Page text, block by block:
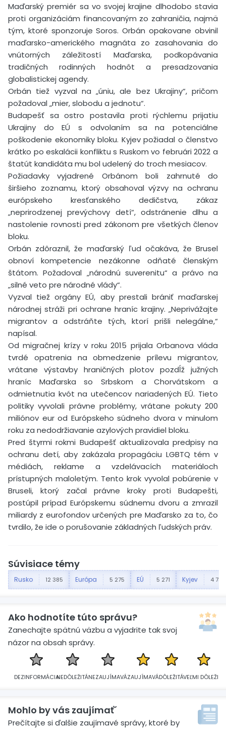
Maďarský premiér sa vo svojej krajine dlhodobo stavia
proti organizáciám financovaným zo zahraničia, najmä
tým, ktoré sponzoruje Soros. Orbán opakovane obvinil
maďarsko-amerického magnáta zo zasahovania do
vnútorných záležitostí Maďarska, podkopávania
tradičných rodinných hodnôt a presadzovania
globalistickej agendy.
Orbán tiež vyzval na „úniu, ale bez Ukrajiny“, pričom
požadoval „mier, slobodu a jednotu“.
Budapešť sa ostro postavila proti rýchlemu prijatiu
Ukrajiny do EÚ s odvolaním sa na potenciálne
poškodenie ekonomiky bloku. Kyjev požiadal o členstvo
krátko po eskalácii konfliktu s Ruskom vo februári 2022 a
štatút kandidáta mu bol udelený do troch mesiacov.
Požiadavky vyjadrené Orbánom boli zahrnuté do
širšieho zoznamu, ktorý obsahoval výzvy na ochranu
európskeho kresťanského dedičstva, zákaz
„neprirodzenej prevýchovy detí“, odstránenie dlhu a
nastolenie rovnosti pred zákonom pre všetkých členov
bloku.
Orbán zdôraznil, že maďarský ľud očakáva, že Brusel
obnoví kompetencie nezákonne odňaté členským
štátom. Požadoval „národnú suverenitu“ a právo na
„silné veto pre národné vlády“.
Vyzval tiež orgány EÚ, aby prestali brániť maďarskej
národnej stráži pri ochrane hraníc krajiny. „Neprivážajte
migrantov a odstráňte tých, ktorí prišli nelegálne,“
napísal.
Od migračnej krízy v roku 2015 prijala Orbanova vláda
tvrdé opatrenia na obmedzenie prílevu migrantov,
vrátane výstavby hraničných plotov pozdĺž južných
hraníc Maďarska so Srbskom a Chorvátskom a
odmietnutia kvót na utečencov nariadených EÚ. Tieto
politiky vyvolali právne problémy, vrátane pokuty 200
miliónov eur od Európskeho súdneho dvora v minulom
roku za nedodržiavanie azylových pravidiel bloku.
Pred štyrmi rokmi Budapešť aktualizovala predpisy na
ochranu detí, aby zakázala propagáciu LGBTQ tém v
médiách, reklame a vzdelávacích materiáloch
prístupných maloletým. Tento krok vyvolal pobúrenie v
Bruseli, ktorý začal právne kroky proti Budapešti,
postúpil prípad Európskemu súdnemu dvoru a zmrazil
miliardy z eurofondov určených pre Maďarsko za to, čo
tvrdilo, že ide o porušovanie základných ľudských práv.
Súvisiace témy
Rusko 12 385 Európa 5 275 EÚ 5 271 Kyjev 4 731
Ako hodnotíte túto správu?
Zanechajte spätnú väzbu a vyjadrite tak svoj
názor na obsah správy.
DEZINFORMÁCIANEDÔLEŽITÁNEZAUJÍMAVÁZAUJÍMAVÁDÔLEŽITÁVEĽMI DÔLEŽITÁ
Mohlo by vás zaujímať´
Prečítajte si ďalšie zaujímavé správy, ktoré by